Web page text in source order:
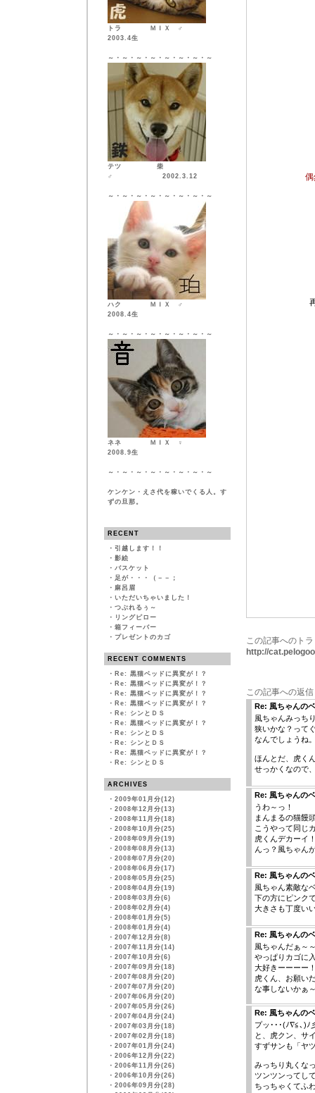
トラ ＭＩＸ ♂
2003.4生
～・～・～・～・～・～・～・～
テツ 柴
♂ 2002.3.12
～・～・～・～・～・～・～・～
ハク ＭＩＸ ♂
2008.4生
～・～・～・～・～・～・～・～
ネネ ＭＩＸ ♀
2008.9生
～・～・～・～・～・～・～・～
ケンケン・えさ代を稼いでくる人。す
ずの旦那。
RECENT
・ 引越します！！
・ 影絵
・ バスケット
・ 足が・・・（－－；
・ 麻呂眉
・ いただいちゃいました！
・ つぶれるぅ～
・ リングピロー
・ 箱フィーバー
・ プレゼントのカゴ
RECENT COMMENTS
・ Re: 黒猫ベッドに異変が！？
・ Re: 黒猫ベッドに異変が！？
・ Re: 黒猫ベッドに異変が！？
・ Re: 黒猫ベッドに異変が！？
・ Re: シンとＤＳ
・ Re: 黒猫ベッドに異変が！？
・ Re: シンとＤＳ
・ Re: シンとＤＳ
・ Re: 黒猫ベッドに異変が！？
・ Re: シンとＤＳ
ARCHIVES
・ 2009年01月分(12)
・ 2008年12月分(13)
・ 2008年11月分(18)
・ 2008年10月分(25)
・ 2008年09月分(19)
・ 2008年08月分(13)
・ 2008年07月分(20)
・ 2008年06月分(17)
・ 2008年05月分(25)
・ 2008年04月分(19)
・ 2008年03月分(6)
・ 2008年02月分(4)
・ 2008年01月分(5)
・ 2008年01月分(4)
・ 2007年12月分(8)
・ 2007年11月分(14)
・ 2007年10月分(6)
・ 2007年09月分(18)
・ 2007年08月分(20)
・ 2007年07月分(20)
・ 2007年06月分(20)
・ 2007年05月分(26)
・ 2007年04月分(24)
・ 2007年03月分(18)
・ 2007年02月分(18)
・ 2007年01月分(24)
・ 2006年12月分(22)
・ 2006年11月分(26)
・ 2006年10月分(26)
・ 2006年09月分(28)
この記事へのト
http://
この記事への返信
Re: 風ちゃんの
風ちゃんみっち
狭いかな？って
なんでしょうね
ほんとだ、虎く
せっかくなので
Re: 風ちゃんの
うわ～っ！
まんまるの猫饅
こうやって同じ
虎くんデカーイ
んっ？風ちゃん
Re: 風ちゃんの
風ちゃん素敵な
下の方にピンク
大きさも丁度い
Re: 風ちゃんの
風ちゃんだぁ～
やっぱりカゴに
大好きーーーー
虎くん、お願い
な事しないかぁ
Re: 風ちゃんの
プッ･･･(ﾉ∇≦､)ﾉ
と、虎クン、サ
すずサンも「ヤ
みっちり丸くな
ツンツンってし
ちっちゃくてふ